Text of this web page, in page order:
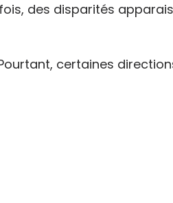
des disparités
certaines